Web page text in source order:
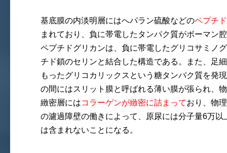
基底膜の内淡明層にはへパラン硫酸などのペプチ
まれており、負に帯電したタンパク質がボーマン
ペプチドグリカンは、負に帯電したグリコサミノ
チド鎖のセリンと結合した構造である。また、足
もったグリコカリックスという糖タンパク質を発
の間にはスリット膜と呼ばれる薄い膜が張られ、
緻密層にはコラーゲンが緻密に詰まっており、物
の濾過障壁の働きによって、原尿には分子量6万
は含まれないことになる。